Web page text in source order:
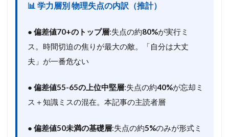
📊 学力層別 物理失点の内訳（推計）
● 偏差値70+のトップ層:失点の約80%が実行ミ
ス。時間切迫の焦りが最大の敵。「自分は大丈
夫」が一番危ない
● 偏差値55-65の上位中堅層:失点の約40%が忘却ミ
ス＋知識ミスの混在。本記事の主読者層
● 偏差値50未満の基礎層:失点の約5%のみが形式ミ